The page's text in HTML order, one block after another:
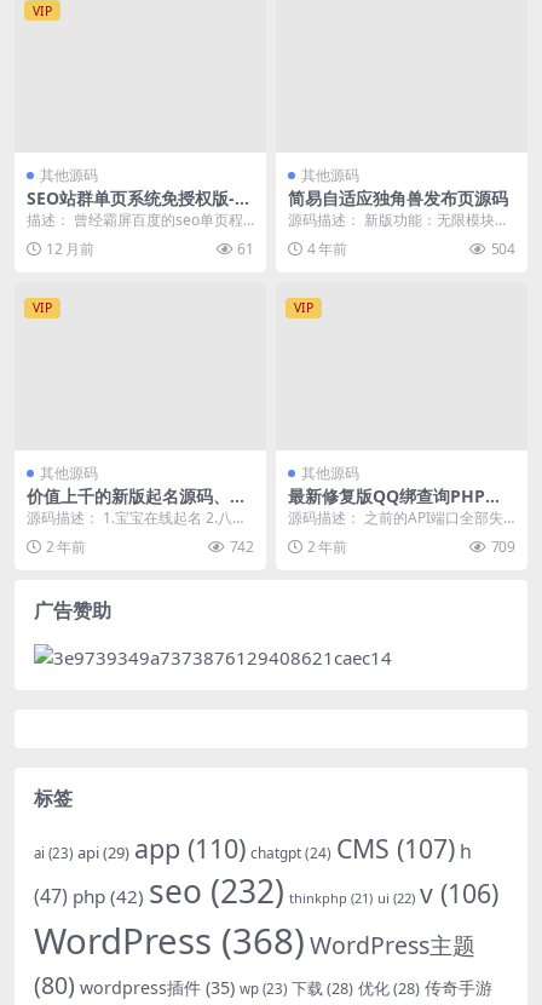
VIP
其他源码
SEO站群单页系统免授权版-单
页站群排名程序
描述： 曾经霸屏百度的seo单页程
序，曾经售价208一个域名，现在
免授权开源了，...
12 月前 61
其他源码
简易自适应独角兽发布页源码
源码描述： 新版功能：无限模块，
自定义、应用tab、文章、网址、幻
灯所有模块均可...
4 年前 504
VIP
其他源码
价值上千的新版起名源码、起
名网站、起名程序、起名网、
八字起名源码、周易起名源码
源码描述： 1.宝宝在线起名 2.八字
起名，周易取名 3.带在线付费起名
4.老...2 年前 742
VIP
其他源码
最新修复版QQ绑查询PHP网
站源码
源码描述： 之前的API端口全部失
效也没人去弄 今天刚好有时间就全
部修复和优化了...
2 年前 709
广告赞助
标签
ai (23) api(29) app (110) chatgpt(24) CMS (107) h
(47) php (42) seo (232) thinkphp (21) ui (22) v (106)
WordPress (368)WordPress主题
(80) wordpress插件 (35) wp (23) 下载(28) 优化(28) 传奇手游